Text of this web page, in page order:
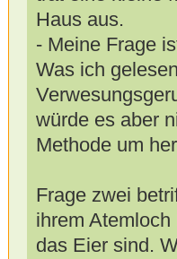
Haus aus.
- Meine Frage
Was ich
würde es aber
Methode um
Frage zwei
ihrem
das Eier sind.